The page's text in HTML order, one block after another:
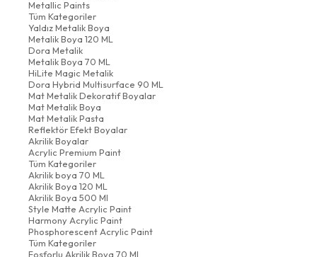
Metallic Paints
Tüm Kategoriler
Yaldız Metalik Boya
Metalik Boya 120 ML
Dora Metalik
Metalik Boya 70 ML
HiLite Magic Metalik
Dora Hybrid Multisurface 90 ML
Mat Metalik Dekoratif Boyalar
Mat Metalik Boya
Mat Metalik Pasta
Reflektör Efekt Boyalar
Akrilik Boyalar
Acrylic Premium Paint
Tüm Kategoriler
Akrilik boya 70 ML
Akrilik Boya 120 ML
Akrilik Boya 500 Ml
Style Matte Acrylic Paint
Harmony Acrylic Paint
Phosphorescent Acrylic Paint
Tüm Kategoriler
Fosforlu Akrilik Boya 70 Ml